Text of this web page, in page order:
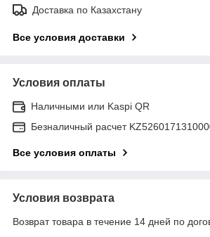
Доставка по Казахстану
Все условия доставки
Условия оплаты
Наличными или Kaspi QR
Безналичный расчет
Все условия оплаты
Условия возврата
Возврат товара в течение 14 дней по